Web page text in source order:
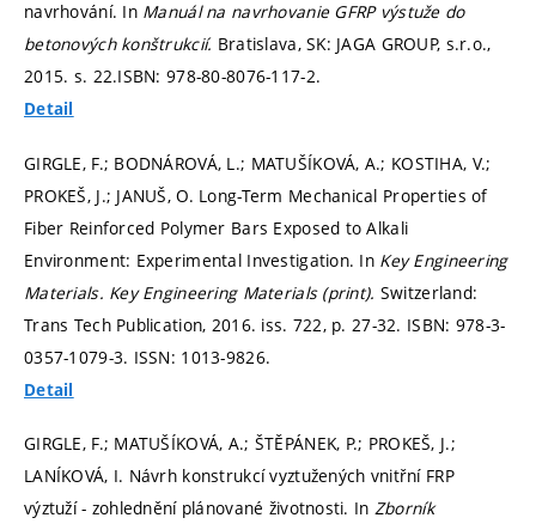
navrhování. In Manuál na navrhovanie GFRP výstuže do
betonových konštrukcií. Bratislava, SK: JAGA GROUP, s.r.o.,
2015. s. 22.ISBN: 978-80-8076-117-2.
Detail
GIRGLE, F.; BODNÁROVÁ, L.; MATUŠÍKOVÁ, A.; KOSTIHA, V.;
PROKEŠ, J.; JANUŠ, O. Long-Term Mechanical Properties of
Fiber Reinforced Polymer Bars Exposed to Alkali
Environment: Experimental Investigation. In Key Engineering
Materials. Key Engineering Materials (print). Switzerland:
Trans Tech Publication, 2016. iss. 722, p. 27-32. ISBN: 978-3-
0357-1079-3. ISSN: 1013-9826.
Detail
GIRGLE, F.; MATUŠÍKOVÁ, A.; ŠTĚPÁNEK, P.; PROKEŠ, J.;
LANÍKOVÁ, I. Návrh konstrukcí vyztužených vnitřní FRP
výztuží - zohlednění plánované životnosti. In Zborník